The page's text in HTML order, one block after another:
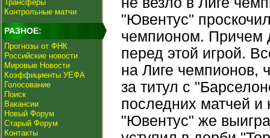
Трансферы
Контрольные матчи
РАЗНОЕ:
Прогнозы от ФНК
Российские новости
Мировые Новости
Коэффициенты УЕФА
Голосование
Поиск
Вакансии
Новый Форум
Старый Форум
Контакты
"Ювентус"
чемпионом. Причем
перед этой игрой.
на Лиге чемпионов,
за титул с
последних матчей и
"Ювентус" же